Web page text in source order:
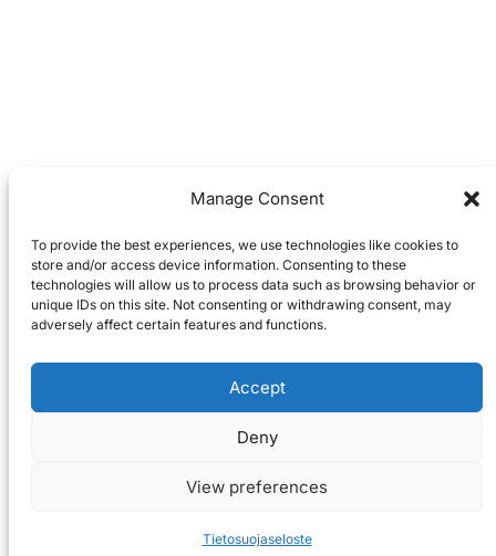
Manage Consent
To provide the best experiences, we use technologies like cookies to
store and/or access device information. Consenting to these
technologies will allow us to process data such as browsing behavior or
unique IDs on this site. Not consenting or withdrawing consent, may
adversely affect certain features and functions.
Accept
Deny
View preferences
Tietosuojaseloste